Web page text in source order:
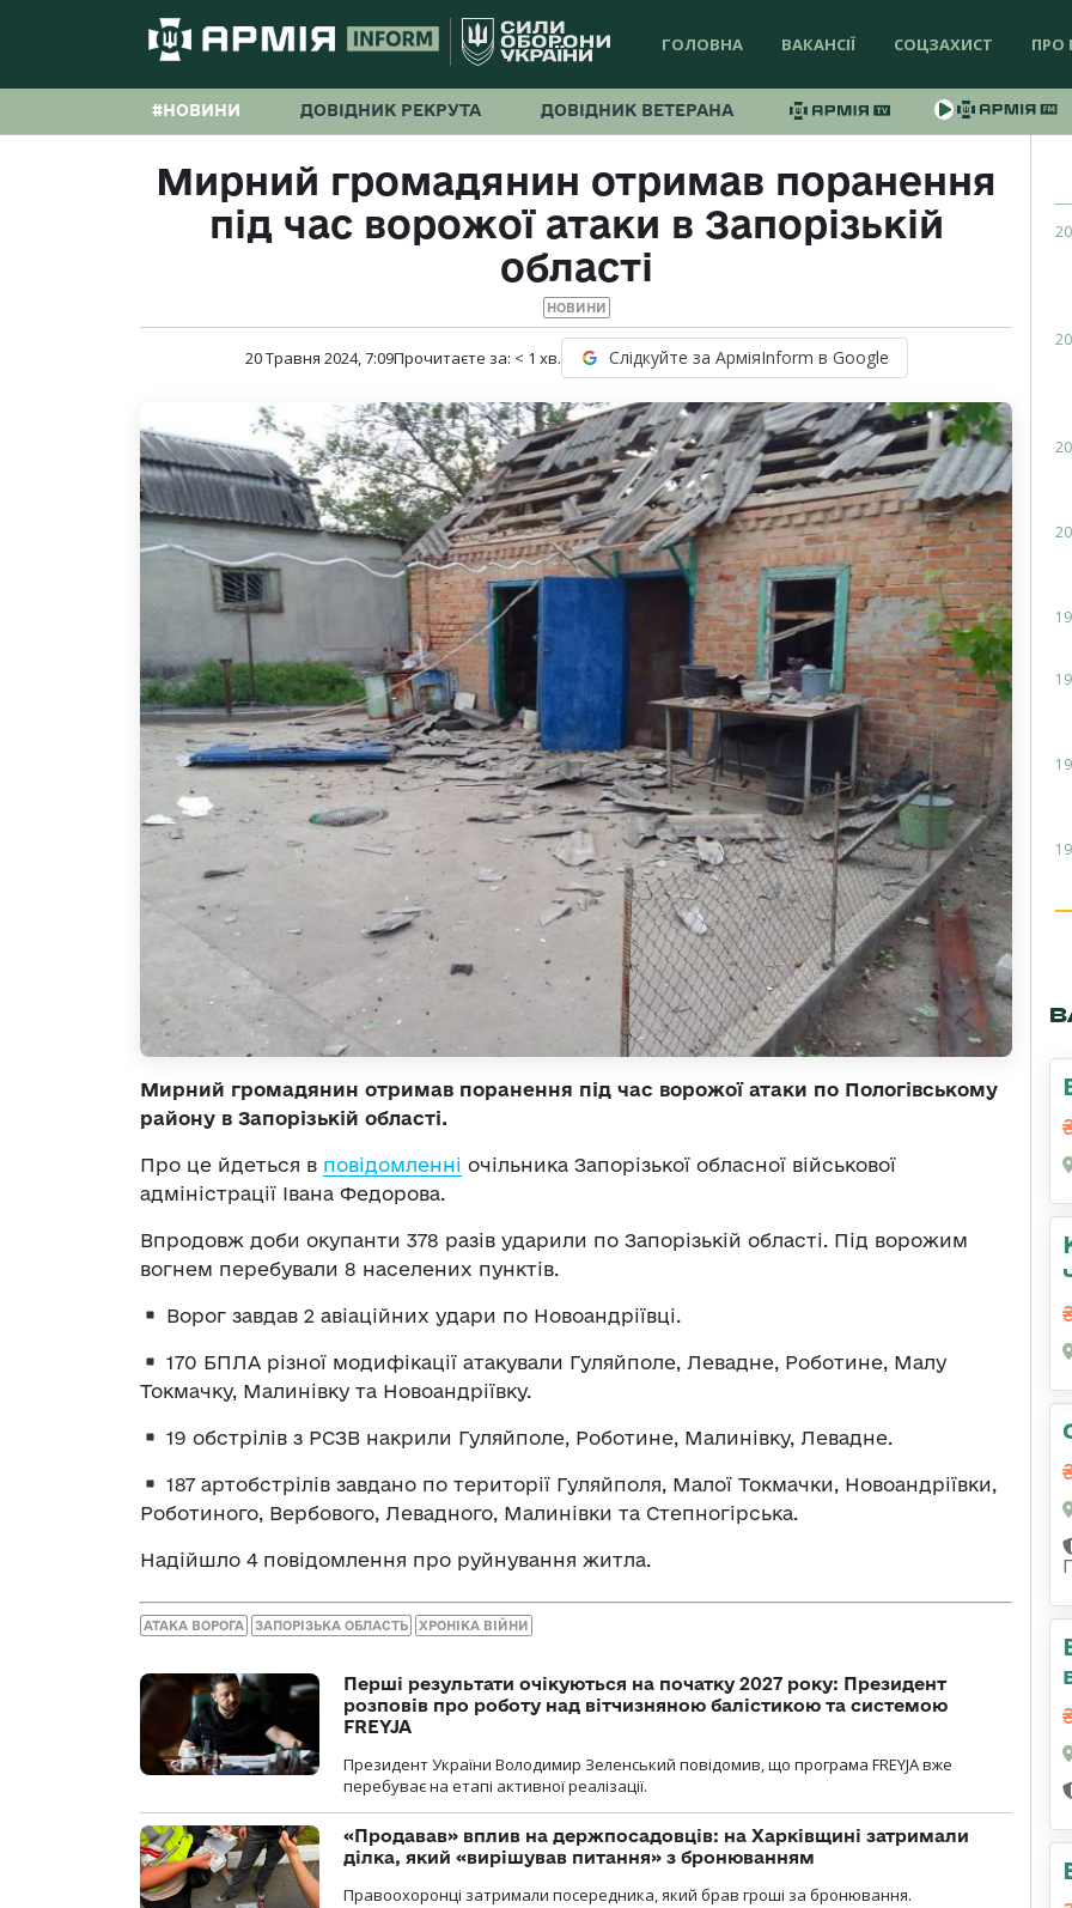
ГОЛОВНА ВАКАНСІЇ СОЦЗАХИСТ ПРО
#НОВИНИ ДОВІДНИК РЕКРУТА ДОВІДНИК ВЕТЕРАНА
Мирний громадянин отримав поранення
під час ворожої атаки в Запорізькій
області
НОВИНИ
20 Травня 2024, 7:09Прочитаєте за: < 1 хв. Слідкуйте за АрміяInform в Google
Мирний громадянин отримав поранення під час ворожої атаки по Пологівському
району в Запорізькій області.
Про це йдеться в повідомленні очільника Запорізької обласної військової
адміністрації Івана Федорова.
Впродовж доби окупанти 378 разів ударили по Запорізькій області. Під ворожим
вогнем перебували 8 населених пунктів.
Ворог завдав 2 авіаційних удари по Новоандріївці.
170 БПЛА різної модифікації атакували Гуляйполе, Левадне, Роботине, Малу
Токмачку, Малинівку та Новоандріївку.
19 обстрілів з РСЗВ накрили Гуляйполе, Роботине, Малинівку, Левадне.
187 артобстрілів завдано по території Гуляйполя, Малої Токмачки, Новоандріївки,
Роботиного, Вербового, Левадного, Малинівки та Степногірська.
Надійшло 4 повідомлення про руйнування житла.
АТАКА ВОРОГА ЗАПОРІЗЬКА ОБЛАСТЬ ХРОНІКА ВІЙНИ
Перші результати очікуються на початку 2027 року: Президент
розповів про роботу над вітчизняною балістикою та системою
FREYJA
Президент України Володимир Зеленський повідомив, що програма FREYJA вже
перебуває на етапі активної реалізації.
«Продавав» вплив на держпосадовців: на Харківщині затримали
ділка, який «вирішував питання» з бронюванням
Правоохоронці затримали посередника, який брав гроші за бронювання.